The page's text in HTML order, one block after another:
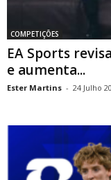
COMPETIÇÕES
EA Sports
e aumenta...
Ester Martins - 24 Julho